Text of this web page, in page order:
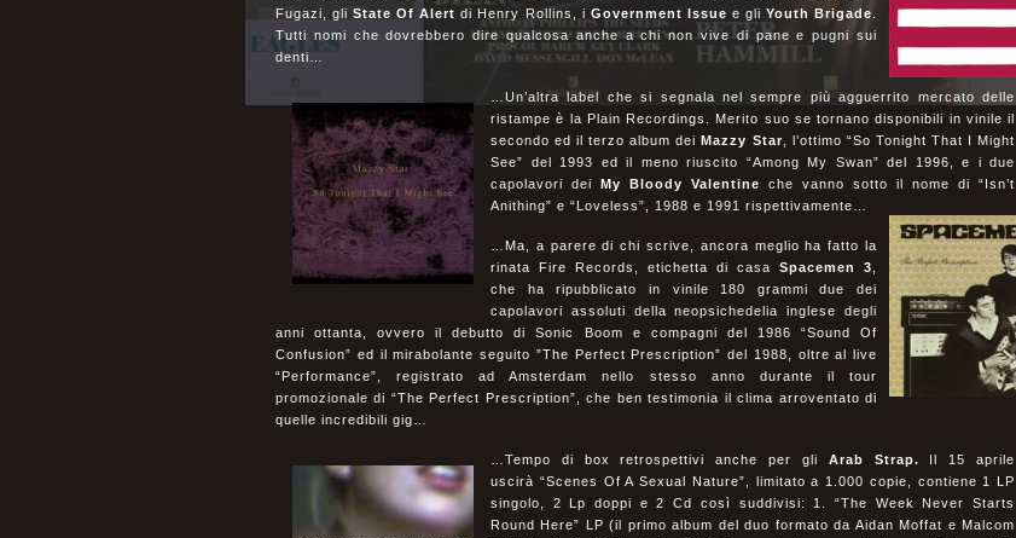
Fugazi, gliState Of Alert di Henry Rollins, i Government Issue e gli Youth Brigade
Tutti nomi che dovrebbero dire qualcosa anche a chi non vive di pane e pugni sui
denti…
…Un’altra label che si segnala nel sempre più agguerrito mercato delle
ristampe è la Plain Recordings. Merito suo se tornano disponibili in vinile il
secondo ed il terzo album deiMazzy Star , l’ottimo “So Tonight That I Might
See” del 1993 ed il meno riuscito “Among My Swan” del 1996, e i due
capolavori dei My Bloody Valentine che vanno sotto il nome di “Isn’t
Anithing” e “Loveless”, 1988 e 1991 rispettivamente…
…Ma, a parere di chi scrive, ancora meglio ha fatto la
rinata Fire Records, etichetta di casa Spacemen 3
che ha ripubblicato in vinile 180 grammi due dei
capolavori assoluti della neopsichedelia inglese degli
anni ottanta, ovvero il debutto di Sonic Boom e compagni del 1986 “Sound Of
Confusion” ed il mirabolante seguito ”The Perfect Prescription” del 1988, oltre al live
“Performance”, registrato ad Amsterdam nello stesso anno durante il tour
promozionale di “The Perfect Prescription”, che ben testimonia il clima arroventato di
quelle incredibili gig…
…Tempo di box retrospettivi anche per gli Arab Strap. Il 15 aprile
uscirà “Scenes Of A Sexual Nature”, limitato a 1.000 copie, contiene 1 LP
singolo, 2 Lp doppi e 2 Cd così suddivisi: 1. “The Week Never Starts
Round Here” LP (il primo album del duo formato da Aidan Moffat e Malcom